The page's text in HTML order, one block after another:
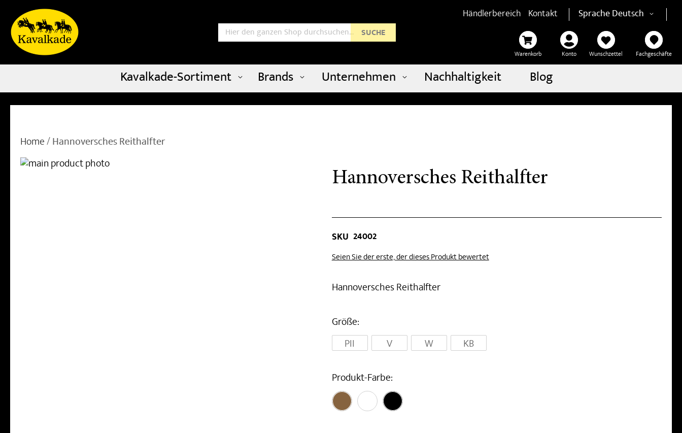
Händlerbereich Kontakt SpracheDeutsch
Warenkorb Konto Wunschzettel Fachgeschäfte
Suche SUCHE
Kavalkade-Sortiment Brands Unternehmen Nachhaltigkeit Blog
Home Hannoversches Reithalfter
Hannoversches Reithalfter
SKU 24002
Seien Sie der erste, der dieses Produkt bewertet
Hannoversches Reithalfter
Größe
PII
V W KB
Produkt-Farbe